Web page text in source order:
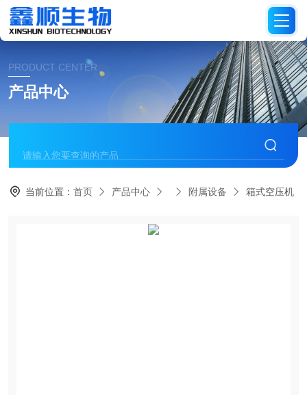
PRODUCT CENTER
产品中心
当前位置：首页 产品中心 附属设备 箱式空压机